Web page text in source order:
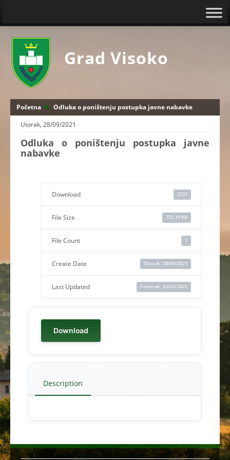
Grad Visoko
Početna
Odluka o poništenju postupka javne nabavke
Utorak, 28/09/2021
Odluka o poništenju postupka javne
nabavke
Download 3331
File Size 772.19 KB
File Count 1
Create Date Utorak, 28/09/2021
Last Updated Četvrtak, 03/03/2022
Download
Description